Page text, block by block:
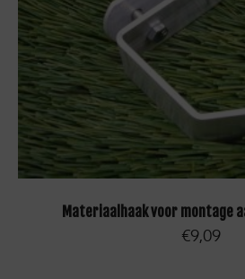
TOEVOEGEN AAN
Materiaalhaak voor montage
€9,09